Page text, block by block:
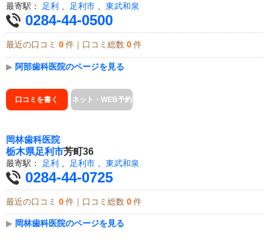
最寄駅： 足利 足利市 東武和泉
0284-44-0500
最近の口コミ 0 件｜口コミ総数 0 件
▶ 阿部歯科医院のページを見る
口コミを書く ネット・WEB予約
岡林歯科医院
栃木県足利市芳町36
最寄駅： 足利 足利市 東武和泉
0284-44-0725
最近の口コミ 0 件｜口コミ総数 0 件
▶ 岡林歯科医院のページを見る